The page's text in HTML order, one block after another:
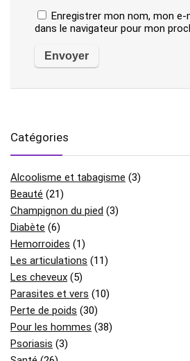
Enregistrer mon nom, mon
dans le navigateur pour mon
Catégories
Alcoolisme et tabagisme (3)
Beauté (21)
Champignon du pied (3)
Diabète (6)
Hemorroides (1)
Les articulations (11)
Les cheveux (5)
Parasites et vers (10)
Perte de poids (30)
Pour les hommes (38)
Psoriasis (3)